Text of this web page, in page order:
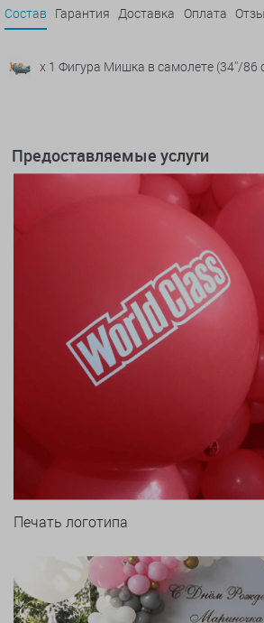
Состав Гарантия Доставка Оплата
x 1 Фигура Мишка в самолете (34''/86
Предоставляемые услуги
Печать логотипа